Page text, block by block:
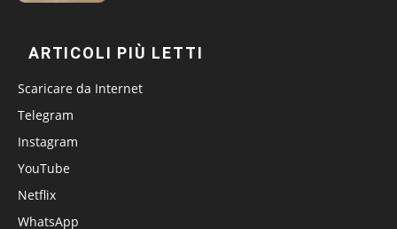
ARTICOLI PIÙ LETTI
Scaricare da Internet
Telegram
Instagram
YouTube
Netflix
WhatsApp